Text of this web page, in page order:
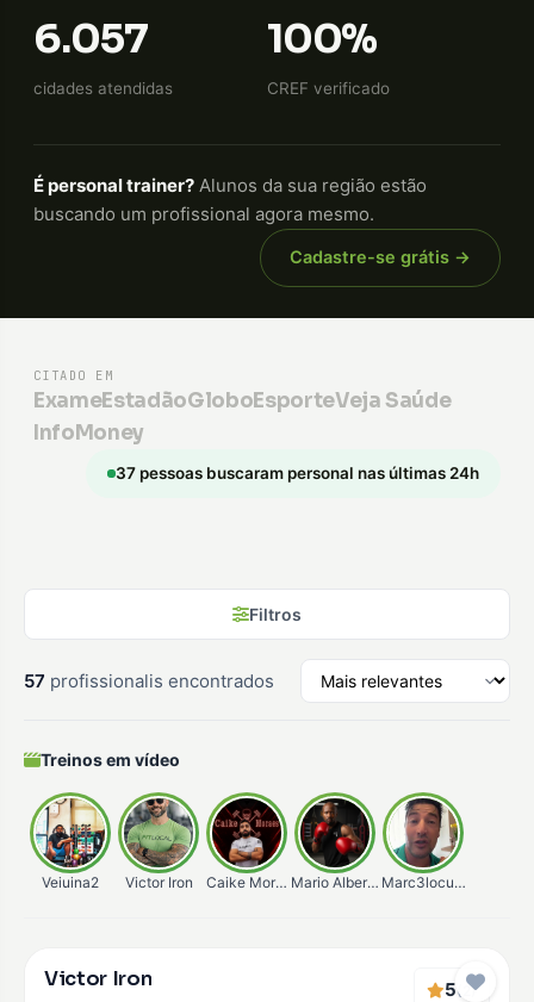
6.057
cidades atendidas
100%
CREF verificado
É personal trainer? Alunos da sua região estão
buscando um profissional agora mesmo.
Cadastre-se grátis →
CITADO EM
ExameEstadãoGloboEsporteVeja Saúde
InfoMoney
37 pessoas buscaram personal nas últimas 24h
Filtros
57 profissionalis encontrados
Treinos em vídeo
Veiuina2 Victor Iron Caike MoraesMario Alberto Marc3locunha
Premium
Victor Iron 5(2)